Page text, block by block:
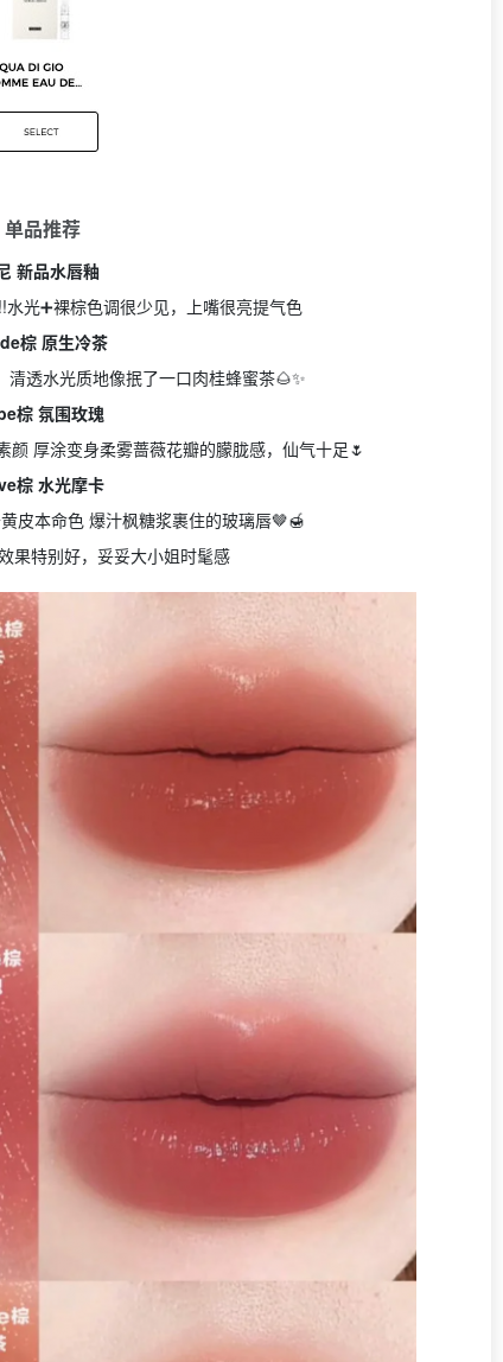
单品推荐
新品水唇釉
光➕裸棕色调很少见，上嘴很亮提气色
棕 原生冷茶
透水光质地像抿了一口肉桂蜂蜜茶🌰✨
棕 氛围玫瑰
厚涂变身柔雾蔷薇花瓣的朦胧感，仙气十足🌷
棕 水光摩卡
皮本命色 爆汁枫糖浆裹住的玻璃唇🤎🍯
果特别好，妥妥大小姐时髦感